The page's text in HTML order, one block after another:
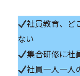
社員教育、ど
ない
集合研修に社
社員一人一人